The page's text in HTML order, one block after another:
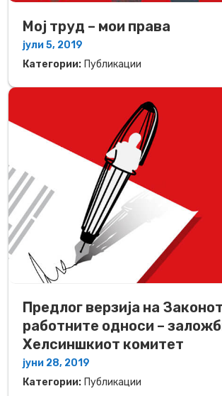
Мој труд – мои права
јули 5, 2019
Категории: Публикации
Предлог верзија на
работните односи –
Хелсиншкиот комитет
јуни 28, 2019
Категории: Публикации